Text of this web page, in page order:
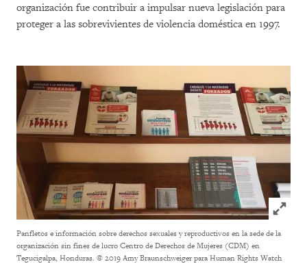
organización fue contribuir a impulsar nueva legislación para
proteger a las sobrevivientes de violencia doméstica en 1997.
Click to
Panfletos e información sobre derechos sexuales y reproductivos en la sede de la
organización sin fines de lucro Centro de Derechos de Mujeres (CDM) en
Tegucigalpa, Honduras. © 2019 Amy Braunschweiger para Human Rights Watch